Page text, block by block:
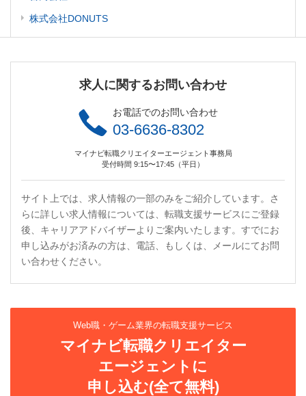
株式会社DONUTS
求人に関するお問い合わせ
お電話でのお問い合わせ
03-6636-8302
マイナビ転職クリエイターエージェント事務局
受付時間 9:15〜17:45（平日）
サイト上では、求人情報の一部のみをご紹介しています。さ
らに詳しい求人情報については、転職支援サービスにご登録
後、キャリアアドバイザーよりご案内いたします。すでにお
申し込みがお済みの方は、電話、もしくは、メールにてお問
い合わせください。
Web職・ゲーム業界の転職支援サービス
マイナビ転職クリエイター
エージェントに
申し込む(全て無料)